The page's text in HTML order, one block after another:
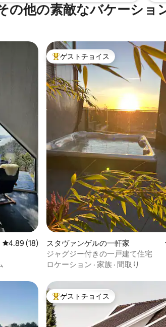
の他の素敵なバケーショ
レビュー18件、5つ星中4.89つ星の平均評価
4.89 (18)
大好評のゲストチョイスです。
ゲストチョイス
スタヴァンゲルの一軒家
ジャグジー付きの一戸建て住宅
ロケーション · 家族 · 間取り
大好評のゲストチョイスです。
ゲストチョイス